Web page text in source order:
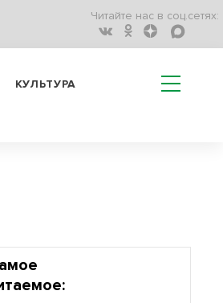
Читайте нас в соц.сетях:
КУЛЬТУРА